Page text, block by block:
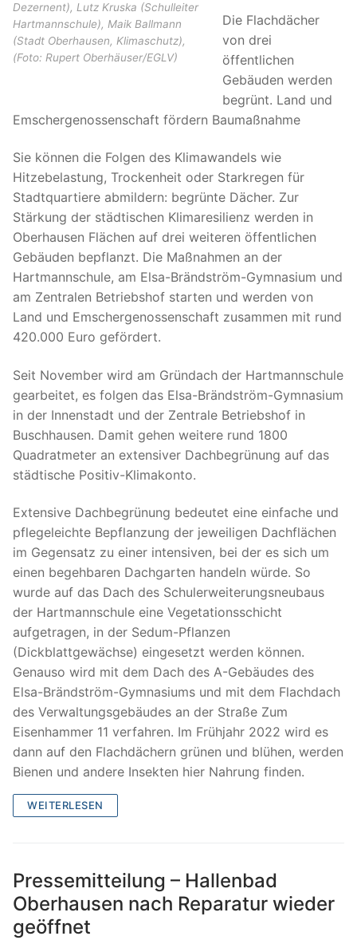
Dezernent), Lutz Kruska (Schulleiter
Hartmannschule), Maik Ballmann
(Stadt Oberhausen, Klimaschutz),
(Foto: Rupert Oberhäuser/EGLV)
Die Flachdächer
von drei
öffentlichen
Gebäuden werden
begrünt. Land und
Emschergenossenschaft fördern Baumaßnahme
Sie können die Folgen des Klimawandels wie
Hitzebelastung, Trockenheit oder Starkregen für
Stadtquartiere abmildern: begrünte Dächer. Zur
Stärkung der städtischen Klimaresilienz werden in
Oberhausen Flächen auf drei weiteren öffentlichen
Gebäuden bepflanzt. Die Maßnahmen an der
Hartmannschule, am Elsa-Brändström-Gymnasium und
am Zentralen Betriebshof starten und werden von
Land und Emschergenossenschaft zusammen mit rund
420.000 Euro gefördert.
Seit November wird am Gründach der Hartmannschule
gearbeitet, es folgen das Elsa-Brändström-Gymnasium
in der Innenstadt und der Zentrale Betriebshof in
Buschhausen. Damit gehen weitere rund 1800
Quadratmeter an extensiver Dachbegrünung auf das
städtische Positiv-Klimakonto.
Extensive Dachbegrünung bedeutet eine einfache und
pflegeleichte Bepflanzung der jeweiligen Dachflächen
im Gegensatz zu einer intensiven, bei der es sich um
einen begehbaren Dachgarten handeln würde. So
wurde auf das Dach des Schulerweiterungsneubaus
der Hartmannschule eine Vegetationsschicht
aufgetragen, in der Sedum-Pflanzen
(Dickblattgewächse) eingesetzt werden können.
Genauso wird mit dem Dach des A-Gebäudes des
Elsa-Brändström-Gymnasiums und mit dem Flachdach
des Verwaltungsgebäudes an der Straße Zum
Eisenhammer 11 verfahren. Im Frühjahr 2022 wird es
dann auf den Flachdächern grünen und blühen, werden
Bienen und andere Insekten hier Nahrung finden.
WEITERLESEN
Pressemitteilung – Hallenbad
Oberhausen nach Reparatur wieder
geöffnet